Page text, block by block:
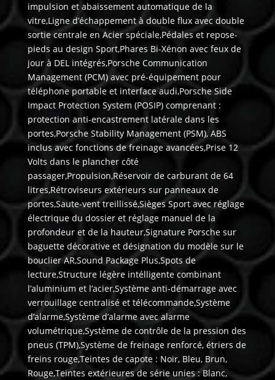
impulsion et abaissement automatique de la
vitre,Ligne d’échappement à double flux avec double
sortie centrale en Acier spéciale,Pédales et repose-
pieds au design Sport,Phares Bi-Xénon avec feux de
jour à DEL intégrés,Porsche Communication
Management (PCM) avec pré-équipement pour
téléphone portable et interface audi,Porsche Side
Impact Protection System (POSIP) comprenant :
protection anti-encastrement latérale dans les
portes,Porsche Stability Management (PSM), ABS
inclus avec fonctions de freinage avancées,Prise 12
Volts dans le plancher côté
passager,Propulsion,Réservoir de carburant de 64
litres,Rétroviseurs extérieurs sur panneaux de
portes,Saute-vent treillissé,Sièges Sport avec réglage
électrique du dossier et réglage manuel de la
profondeur et de la hauteur,Signature Porsche sur
baguette décorative et désignation du modèle sur le
bouclier AR,Sound Package Plus,Spots de
lecture,Structure légère intélligente combinant
l’aluminium et l’acier,Système anti-démarrage avec
verrouillage centralisé et télécommande,Système
d’alarme,Système d’alarme avec alarme
volumétrique,Système de contrôle de la pression des
pneus (TPM),Système de freinage renforcé, étriers de
freins rouge,Teintes de capote : Noir, Bleu, Brun,
Rouge,Teintes extérieures de série unies : Blanc,